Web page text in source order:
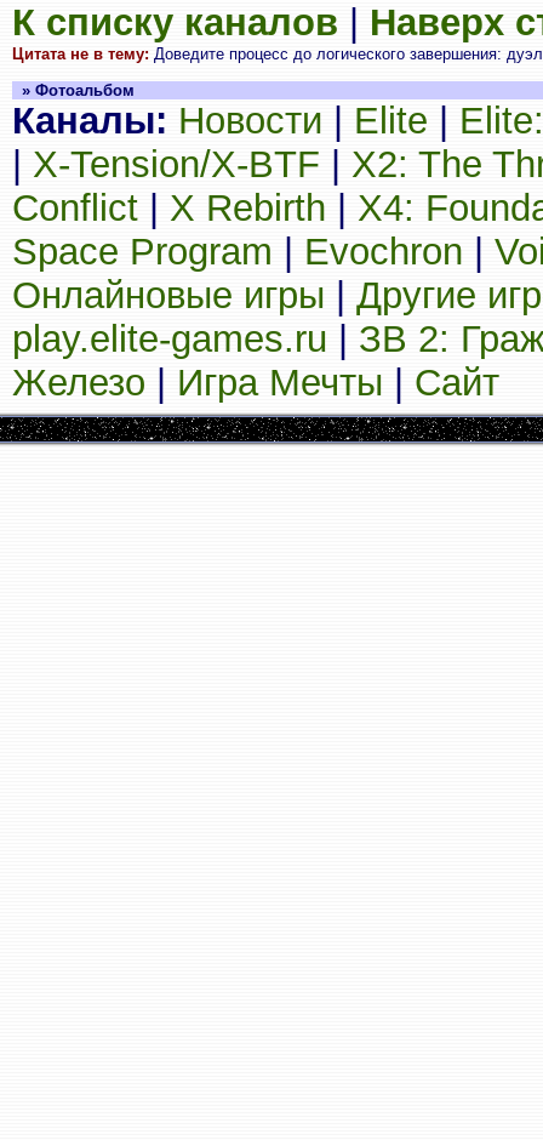
К списку каналов Наверх
Цитата не в тему: Доведите процесс до логического завершения:
» Фотоальбом
Каналы: Новости Elite
X-Tension/X-BTF
X2: The
Conflict
X Rebirth
X4:
Space Program
Evochron
Онлайновые игры
Другие
play.elite-games.ru
ЗВ 2:
Железо
Игра Мечты Сайт